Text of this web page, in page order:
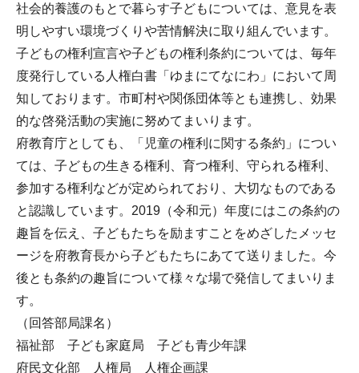
社会的養護のもとで暮らす子どもについては、意見を表
明しやすい環境づくりや苦情解決に取り組んでいます。
子どもの権利宣言や子どもの権利条約については、毎年
度発行している人権白書「ゆまにてなにわ」において周
知しております。市町村や関係団体等とも連携し、効果
的な啓発活動の実施に努めてまいります。
府教育庁としても、「児童の権利に関する条約」につい
ては、子どもの生きる権利、育つ権利、守られる権利、
参加する権利などが定められており、大切なものである
と認識しています。2019（令和元）年度にはこの条約の
趣旨を伝え、子どもたちを励ますことをめざしたメッセ
ージを府教育長から子どもたちにあてて送りました。今
後とも条約の趣旨について様々な場で発信してまいりま
す。
（回答部局課名）
福祉部 子ども家庭局 子ども青少年課
府民文化部 人権局 人権企画課